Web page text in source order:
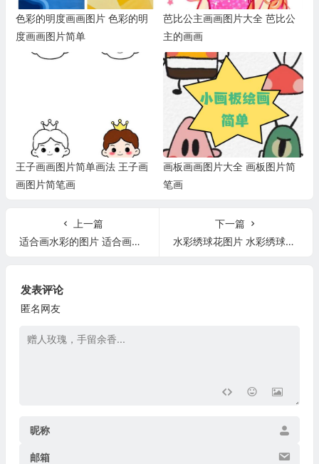
色彩的明度画画图片 色彩的明
度画画图片简单
芭比公主画画图片大全 芭比公
主的画画
王子画画图片简单画法 王子画
画图片简笔画
画板画画图片大全 画板图片简
笔画
上一篇
适合画水彩的图片 适合画水彩的图片大全
下一篇
水彩绣球花图片 水彩绣球花图片欣赏
发表评论
匿名网友
昵称
邮箱